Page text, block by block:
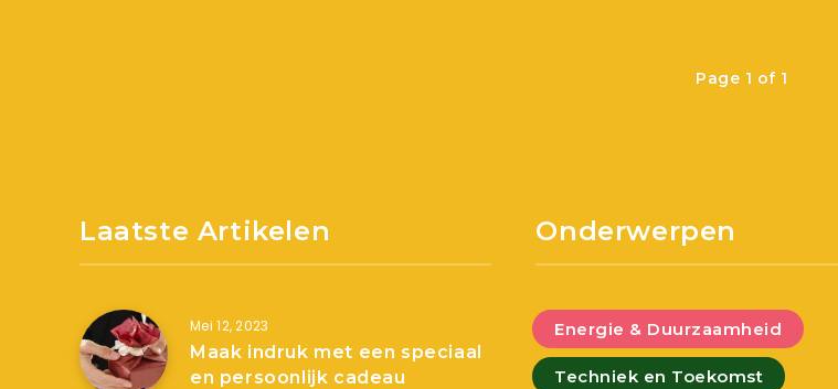
Page 1 of 1
Laatste Artikelen
Mei 12, 2023
Maak indruk met een speciaal
en persoonlijk cadeau
Onderwerpen
Energie & Duurzaamheid
Techniek en Toekomst